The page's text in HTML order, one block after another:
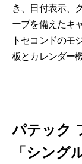
き、日付表示、
ーブを備えたキ
トセコンドのモ
板とカレンダー
パテック
「シング